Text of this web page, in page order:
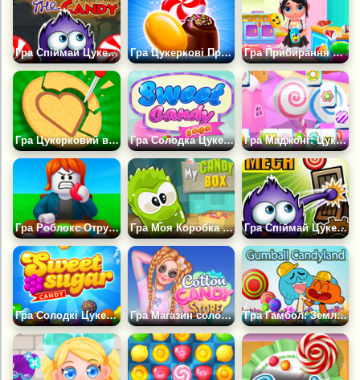
Гра Спіймай Цукерку: Геловін Гра Цукеркові Прикраси Гра Прибирання Цукеркового будиночка
Гра Цукерковий виклик Кальмара Гра Солодка Цукеркова Сага Гра Маджонг: Цукерковий Світ
Гра Роблокс Отруйний Цукерка +1 до Удачі. Гра Моя Коробка Цукерок Гра Спіймай Цукерку: Механіка
Гра Солодкі Цукерки: Три в Ряд Гра Магазин солодкої вати для дівчаток Гра Гамбол: Земля Солодощів